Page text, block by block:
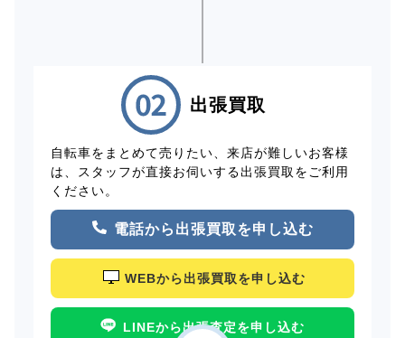
出張買取
自転車をまとめて売りたい、来店が難しいお客様
は、スタッフが直接お伺いする出張買取をご利用
ください。
電話から出張買取を申し込む
WEBから出張買取を申し込む
LINEから出張査定を申し込む